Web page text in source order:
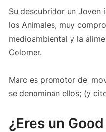
Su descubridor un Joven
los Animales, muy
medioambiental y la
Colomer.
Marc es promotor del
se denominan ellos; (y
¿Eres un